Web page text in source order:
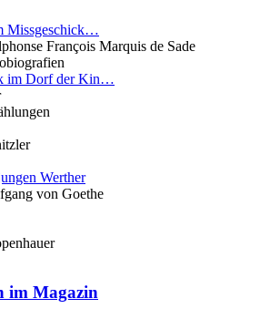
Missgeschick…
François Marquis de Sade
im Dorf der Kin…
Werther
von Goethe
im Magazin